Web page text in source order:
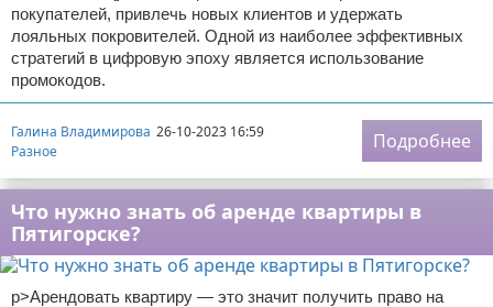
покупателей, привлечь новых клиентов и удержать
лояльных покровителей. Одной из наиболее эффективных
стратегий в цифровую эпоху является использование
промокодов.
Галина Владимирова 26-10-2023 16:59
Разное
Подробнее
Что нужно знать об аренде квартиры в
Пятигорске?
p>Арендовать квартиру — это значит получить право на